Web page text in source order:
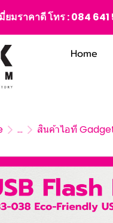
ยมราคาดี โทร :084 641
Home
... สินค้าไอที